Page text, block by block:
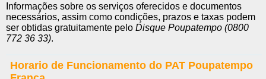
Informações sobre os serviços oferecidos e documentos
necessários, assim como condições, prazos e taxas podem
ser obtidas gratuitamente pelo Disque Poupatempo (0800
772 36 33).
Horario de Funcionamento do PAT Poupatempo